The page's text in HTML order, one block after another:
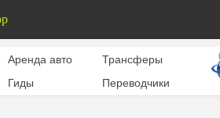
Aренда авто
Трансферы
Гиды
Переводчики